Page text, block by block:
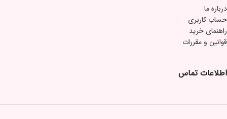
درباره ما
حساب کاربری
راهنمای خرید
قوانین و مقررات
اطلاعات تماس